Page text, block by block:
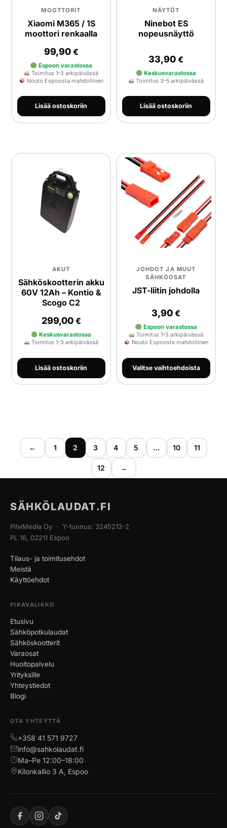
MOOTTORIT
Xiaomi M365 / 1S
moottori renkaalla
99,90 €
Espoon varastossa
Toimitus 1–3 arkipäivässä
Nouto Espoosta mahdollinen
Lisää ostoskoriin
NÄYTÖT
Ninebot ES
nopeusnäyttö
33,90 €
Keskusvarastossa
Toimitus 3–5 arkipäivässä
Lisää ostoskoriin
AKUT
Sähköskootterin akku
60V 12Ah – Kontio &
Scogo C2
299,00 €
Keskusvarastossa
Toimitus 1–3 arkipäivässä
Lisää ostoskoriin
JOHDOT JA MUUT
SÄHKÖOSAT
JST-liitin johdolla
3,90 €
Espoon varastossa
Toimitus 1–3 arkipäivässä
Nouto Espoosta mahdollinen
Valitse vaihtoehdoista
← 1 2 3 4 5 … 10 11
12 →
SÄHKÖLAUDAT.FI
PilviMedia Oy · Y-tunnus: 3245213-2
PL 16, 02211 Espoo
Tilaus- ja toimitusehdot
Meistä
Käyttöehdot
PIKAVALIKKO
Etusivu
Sähköpotkulaudat
Sähköskootterit
Varaosat
Huoltopalvelu
Yrityksille
Yhteystiedot
Blogi
OTA YHTEYTTÄ
+358 41 571 9727
info@sahkolaudat.fi
Ma–Pe 12:00–18:00
Kilonkallio 3 A, Espoo